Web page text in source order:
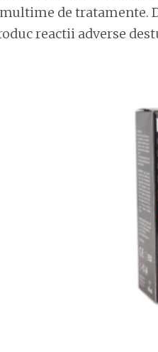
de tratamente.
reactii adverse